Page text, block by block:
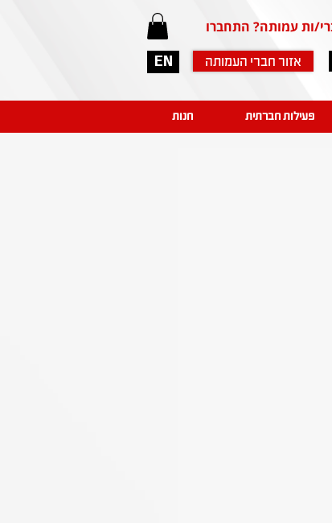
EN
ות עמותה? התחברו
אזור חברי העמותה
פעילות חברתית חנות